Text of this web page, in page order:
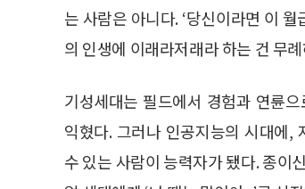
는 사람은 아니다. ‘당신이라면 이
의 인생에 이래라저래라 하는 건 무
기성세대는 필드에서 경험과 연륜
익혔다. 그러나 인공지능의 시대에,
수 있는 사람이 능력자가 됐다. 종이